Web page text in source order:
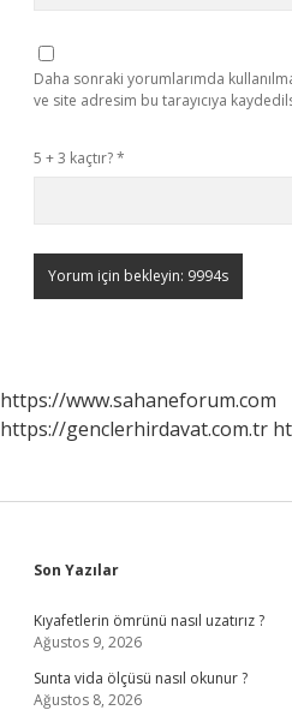
Daha sonraki yorumlarımda
ve site adresim bu tarayıcıya
5 + 3 kaçtır?*
https://www.sahaneforum.com
https://genclerhirdavat.com.tr
Sidebar
Son Yazılar
Kıyafetlerin ömrünü nasıl uzatırız ?
Ağustos 9, 2026
Sunta vida ölçüsü nasıl okunur ?
Ağustos 8, 2026